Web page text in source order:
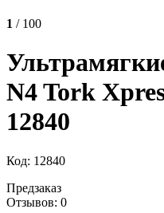
1 / 100
N4 Tork
12840
Код: 12840
Предзаказ
Отзывов: 0